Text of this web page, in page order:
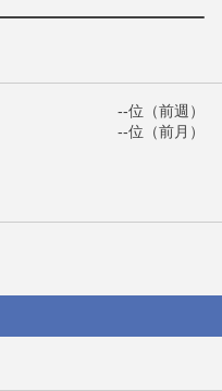
--位（前週）
--位（前月）